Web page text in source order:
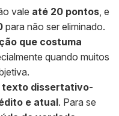
vale até 20 pontos , e
para não ser eliminado.
que costuma
quando muitos
texto dissertativo-
e atual. Para se